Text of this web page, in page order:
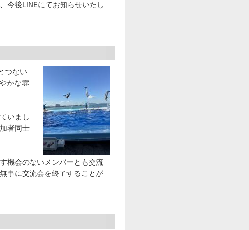
今後LINEにてお知らせいたし
つない
かな雰
いまし
者同士
機会のないメンバーとも交流
事に交流会を終了することが